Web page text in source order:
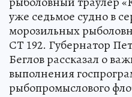
уже седьмое судно в
морозильных
СТ 192. Губернатор
Беглов рассказал о
выполнения
рыбопромыслового